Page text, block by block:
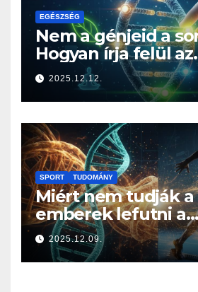
EGÉSZSÉG
Nem a génjeid a
Hogyan írja felül az
életmódod az
2025.12.12.
SPORT TUDOMÁNY
Miért nem tudják
emberek lefutni a
jamaicaiakat? A
genetikája
2025.12.09.